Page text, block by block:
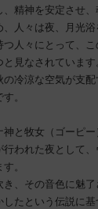
精神を安定させ
人々は夜、月光浴
人々にとって、
見なされています
冷涼な空気が支
。
神と牧女（ゴーピ
行われた夜として
。
き、その音色に魅
たという伝説に